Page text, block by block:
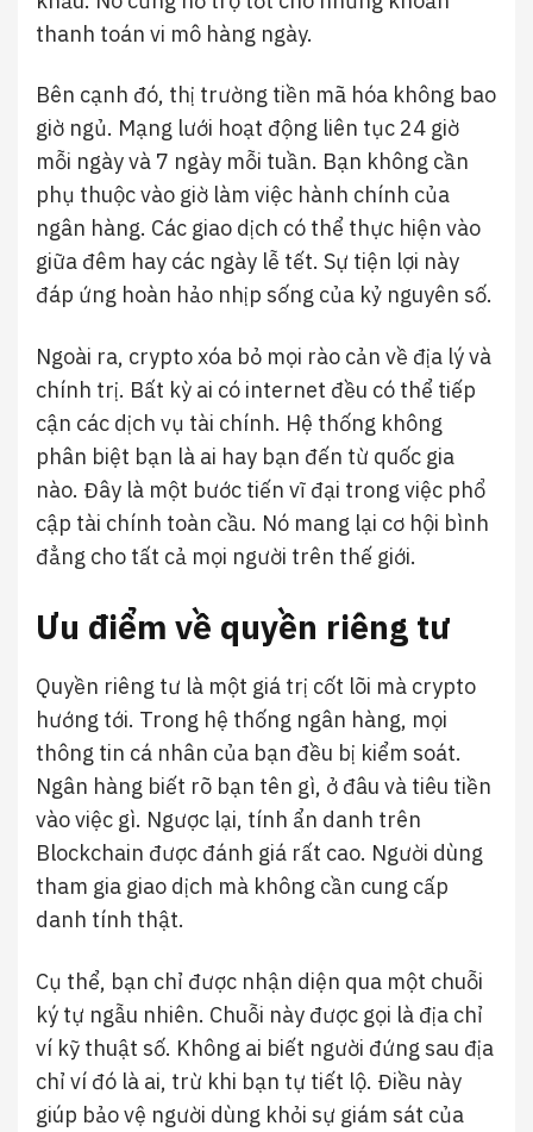
thanh toán vi mô hàng ngày.
Bên cạnh đó, thị trường tiền mã hóa không bao
giờ ngủ. Mạng lưới hoạt động liên tục 24 giờ
mỗi ngày và 7 ngày mỗi tuần. Bạn không cần
phụ thuộc vào giờ làm việc hành chính của
ngân hàng. Các giao dịch có thể thực hiện vào
giữa đêm hay các ngày lễ tết. Sự tiện lợi này
đáp ứng hoàn hảo nhịp sống của kỷ nguyên số.
Ngoài ra, crypto xóa bỏ mọi rào cản về địa lý và
chính trị. Bất kỳ ai có internet đều có thể tiếp
cận các dịch vụ tài chính. Hệ thống không
phân biệt bạn là ai hay bạn đến từ quốc gia
nào. Đây là một bước tiến vĩ đại trong việc phổ
cập tài chính toàn cầu. Nó mang lại cơ hội bình
đẳng cho tất cả mọi người trên thế giới.
Ưu điểm về quyền riêng tư
Quyền riêng tư là một giá trị cốt lõi mà crypto
hướng tới. Trong hệ thống ngân hàng, mọi
thông tin cá nhân của bạn đều bị kiểm soát.
Ngân hàng biết rõ bạn tên gì, ở đâu và tiêu tiền
vào việc gì. Ngược lại, tính ẩn danh trên
Blockchain được đánh giá rất cao. Người dùng
tham gia giao dịch mà không cần cung cấp
danh tính thật.
Cụ thể, bạn chỉ được nhận diện qua một chuỗi
ký tự ngẫu nhiên. Chuỗi này được gọi là địa chỉ
ví kỹ thuật số. Không ai biết người đứng sau địa
chỉ ví đó là ai, trừ khi bạn tự tiết lộ. Điều này
giúp bảo vệ người dùng khỏi sự giám sát của